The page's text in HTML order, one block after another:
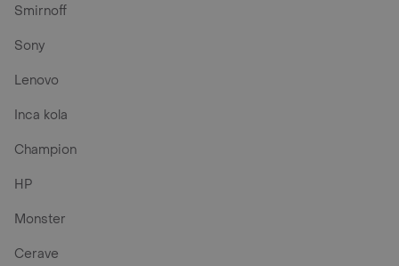
Smirnoff
Sony
Lenovo
Inca kola
Champion
HP
Monster
Cerave